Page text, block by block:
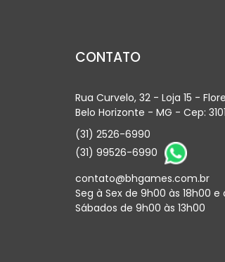
CONTATO
Rua Curvelo, 32 - Loja 15 -
Belo Horizonte - MG - Cep:
(31) 2526-6990
(31) 99526-6990
contato@bhgames.com.br
Seg à Sex de 9h00 às 18h00 e
Sábados de 9h00 às 13h00